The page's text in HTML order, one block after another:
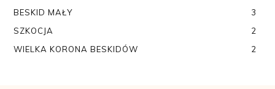
BESKID MAŁY
3
SZKOCJA
2
WIELKA KORONA BESKIDÓW
2